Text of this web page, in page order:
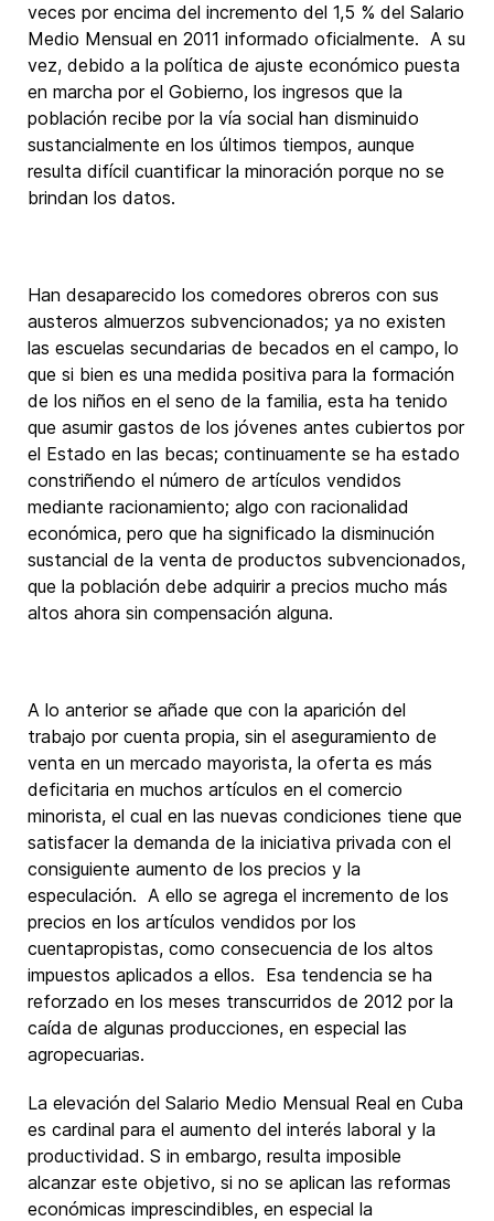
veces por encima del incremento del 1,5 % del Salario
Medio Mensual en 2011 informado oficialmente. A su
vez, debido a la política de ajuste económico puesta
en marcha por el Gobierno, los ingresos que la
población recibe por la vía social han disminuido
sustancialmente en los últimos tiempos, aunque
resulta difícil cuantificar la minoración porque no se
brindan los datos.
Han desaparecido los comedores obreros con sus
austeros almuerzos subvencionados; ya no existen
las escuelas secundarias de becados en el campo, lo
que si bien es una medida positiva para la formación
de los niños en el seno de la familia, esta ha tenido
que asumir gastos de los jóvenes antes cubiertos por
el Estado en las becas; continuamente se ha estado
constriñendo el número de artículos vendidos
mediante racionamiento; algo con racionalidad
económica, pero que ha significado la disminución
sustancial de la venta de productos subvencionados,
que la población debe adquirir a precios mucho más
altos ahora sin compensación alguna.
A lo anterior se añade que con la aparición del
trabajo por cuenta propia, sin el aseguramiento de
venta en un mercado mayorista, la oferta es más
deficitaria en muchos artículos en el comercio
minorista, el cual en las nuevas condiciones tiene que
satisfacer la demanda de la iniciativa privada con el
consiguiente aumento de los precios y la
especulación. A ello se agrega el incremento de los
precios en los artículos vendidos por los
cuentapropistas, como consecuencia de los altos
impuestos aplicados a ellos. Esa tendencia se ha
reforzado en los meses transcurridos de 2012 por la
caída de algunas producciones, en especial las
agropecuarias.
La elevación del Salario Medio Mensual Real en Cuba
es cardinal para el aumento del interés laboral y la
productividad. S in embargo, resulta imposible
alcanzar este objetivo, si no se aplican las reformas
económicas imprescindibles, en especial la